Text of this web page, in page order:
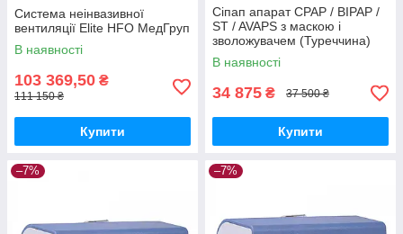
Система неінвазивної
вентиляції Elite HFO МедГруп
В наявності
103 369,50 ₴
111 150 ₴
Купити
Сіпап апарат CPAP / BIPAP /
ST / AVAPS з маскою і
зволожувачем (Туреччина)
Yel Elite МедГруп
В наявності
34 875 ₴ 37 500 ₴
Купити
–7% –7%